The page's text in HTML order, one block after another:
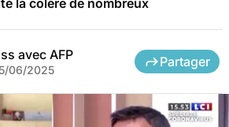
avec AFP
06/2025
Partager